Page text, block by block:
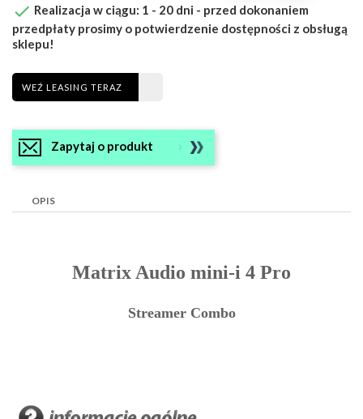
 Realizacja w ciągu: 1 - 20 dni - przed dokonaniem
przedpłaty prosimy o potwierdzenie dostępności z obsługą
sklepu!
WEŹ LEASING TERAZ
Zapytaj o produkt
OPIS
Matrix Audio mini-i 4 Pro
Streamer Combo